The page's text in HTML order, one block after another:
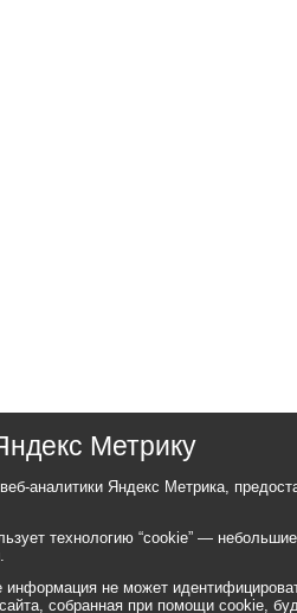
Метрику
веб-аналитики Яндекс Метрика,
технологию “cookie” —
не может
собранная при помощи cookie,